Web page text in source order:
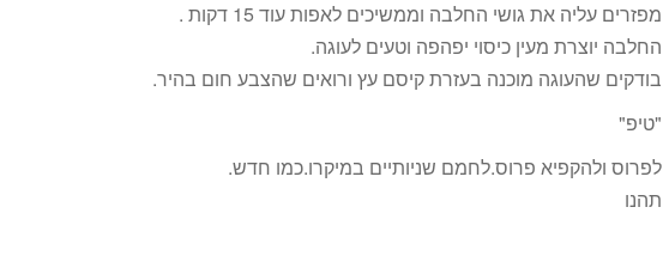
מפזרים עליה את גושי החלבה וממשיכים לאפות עוד 15 דקות .
החלבה יוצרת מעין כיסוי יפהפה וטעים לעוגה.
בודקים שהעוגה מוכנה בעזרת קיסם עץ ורואים שהצבע חום בהיר.
"טיפ"
לפרוס ולהקפיא פרוס.לחמם שניותיים במיקרו.כמו חדש.
תהנו